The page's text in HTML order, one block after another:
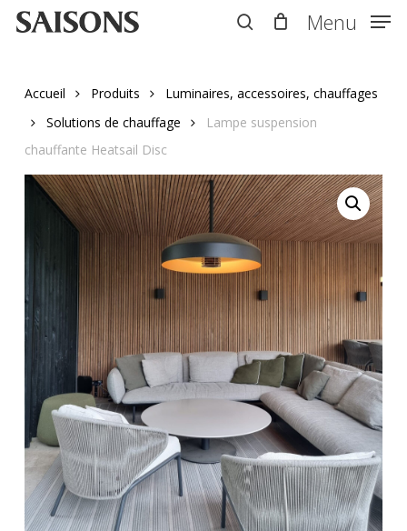
Skip
Menu
Accueil Produits
Luminaires, accessoires, chauffages
Solutions de chauffage
Lampe suspension
chauffante Heatsail Disc